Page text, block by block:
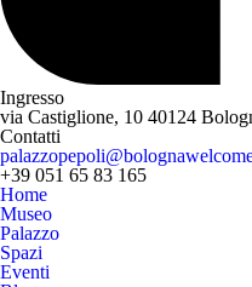
Ingresso
via Castiglione, 10 40124
Contatti
+39 051 65 83 165
Home
Museo
Palazzo
Spazi
Eventi